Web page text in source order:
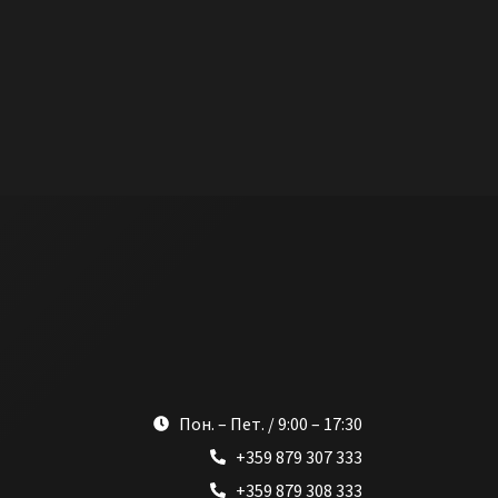
Пон. – Пет. / 9:00 – 17:30
+359 879 307 333
+359 879 308 333